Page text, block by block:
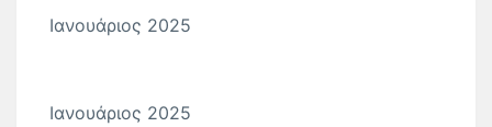
Ιανουάριος 2025
Ιανουάριος 2025